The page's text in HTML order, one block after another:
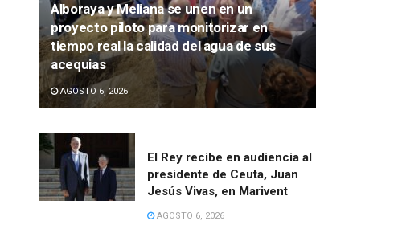
Alboraya y Meliana se unen en un
proyecto piloto para monitorizar en
tiempo real la calidad del agua de sus
acequias
AGOSTO 6, 2026
El Rey recibe en audiencia al
presidente de Ceuta, Juan
Jesús Vivas, en Marivent
AGOSTO 6, 2026